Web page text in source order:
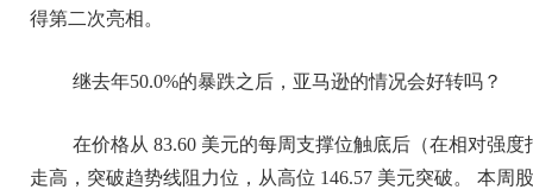
得第二次亮相。
继去年50.0%的暴跌之后，亚马逊的情况会好转吗？
在价格从 83.60 美元的每周支撑位触底后（在相对强
走高，突破趋势线阻力位，从高位 146.57 美元突破。 本周